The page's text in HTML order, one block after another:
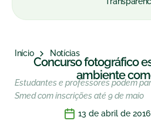
Início Notícias
Concurso fotográfico
ambiente
Estudantes e professores podem
Smed com inscrições até 9 de maio
13 de abril de 2016